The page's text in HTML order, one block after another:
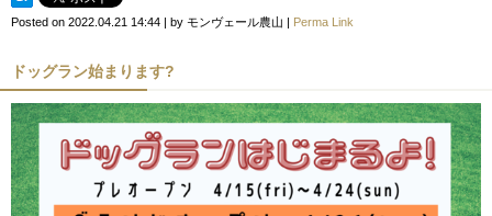
Posted on 2022.04.21 14:44 | by モンヴェール農山 | Perma Link
ドッグラン始まります?